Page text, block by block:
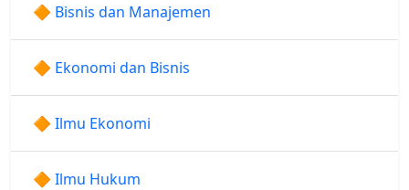
🔶 Bisnis dan Manajemen
🔶 Ekonomi dan Bisnis
🔶 Ilmu Ekonomi
🔶 Ilmu Hukum